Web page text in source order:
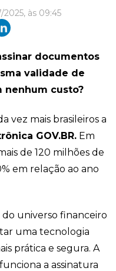
às 09:45
documentos
validade de
nenhum custo?
vez mais brasileiros a
GOV.BR. Em
de 120 milhões de
em relação ao ano
do universo financeiro
uma tecnologia
prática e segura. A
a assinatura